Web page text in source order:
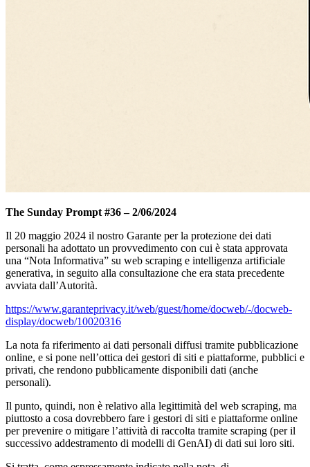
The Sunday Prompt #36 – 2/06/2024
Il 20 maggio 2024 il nostro Garante per la protezione dei dati
personali ha adottato un provvedimento con cui è stata approvata
una “Nota Informativa” su web scraping e intelligenza artificiale
generativa, in seguito alla consultazione che era stata precedente
avviata dall’Autorità.
https://www.garanteprivacy.it/web/guest/home/docweb/-/docweb-
display/docweb/10020316
La nota fa riferimento ai dati personali diffusi tramite pubblicazione
online, e si pone nell’ottica dei gestori di siti e piattaforme, pubblici e
privati, che rendono pubblicamente disponibili dati (anche
personali).
Il punto, quindi, non è relativo alla legittimità del web scraping, ma
piuttosto a cosa dovrebbero fare i gestori di siti e piattaforme online
per prevenire o mitigare l’attività di raccolta tramite scraping (per il
successivo addestramento di modelli di GenAI) di dati sui loro siti.